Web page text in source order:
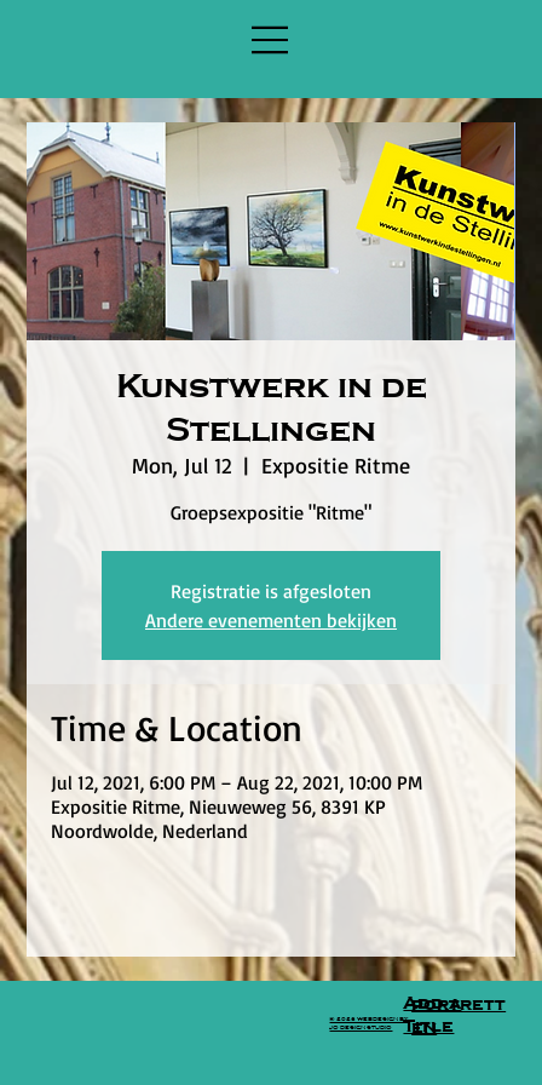
Kunstwerk in de
Stellingen
Mon, Jul 12
  |
Expositie Ritme
Groepsexpositie "Ritme"
Registratie is afgesloten
Andere evenementen bekijken
Time & Location
Jul 12, 2021, 6:00 PM – Aug 22, 2021, 10:00 PM
Expositie Ritme, Nieuweweg 56, 8391 KP
Noordwolde, Nederland
© 2026 WEBDESIGN BY
JO DESIGN STUDIO
Add a
Title
portrett
en